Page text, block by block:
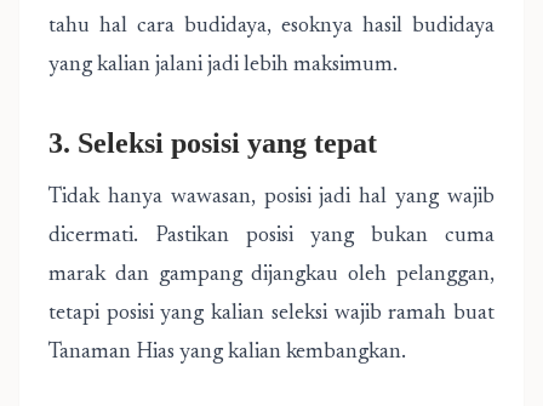
tahu hal cara budidaya, esoknya hasil budidaya
yang kalian jalani jadi lebih maksimum.
3. Seleksi posisi yang tepat
Tidak hanya wawasan, posisi jadi hal yang wajib
dicermati. Pastikan posisi yang bukan cuma
marak dan gampang dijangkau oleh pelanggan,
tetapi posisi yang kalian seleksi wajib ramah buat
Tanaman Hias yang kalian kembangkan.